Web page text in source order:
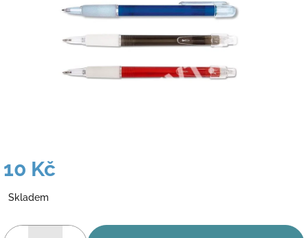
10 Kč
cena:
Skladem